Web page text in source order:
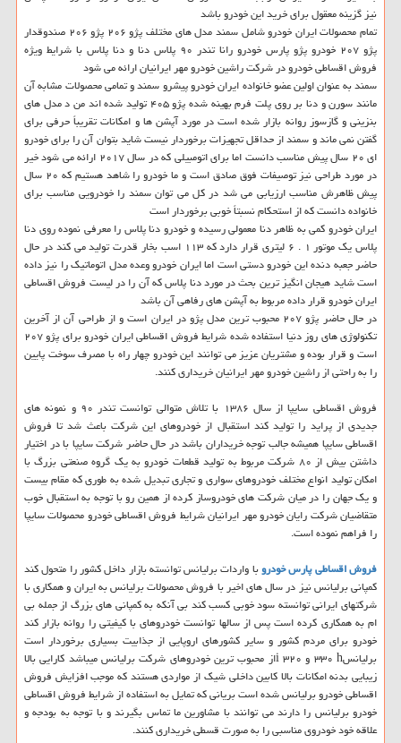
نیز گزینه معقول برای خرید این خودرو باشد
تمام محصولات ایران خودرو شامل سمند مدل های مختلف پژو ۲۰۶ پژو ۲۰۶ صندوقدار
پژو ۲۰۷ خودرو پژو پارس خودرو رانا تندر ۹۰ پلاس دنا و دنا پلاس با شرایط ویژه
فروش اقساطی خودرو در شرکت راشین خودرو مهر ایرانیان ارائه می شود
سمند به عنوان اولین عضو خانواده ایران خودرو پیشرو سمند و تمامی محصولات مشابه آن
مانند سورن و دنا بر روی پلت فرم بهینه شده پژو ۴۰۵ تولید شده اند من د مدل های
بنزینی و گازسوز روانه بازار شده است در مورد آپشن ها و امکانات تقریباً حرفی برای
گفتن نمی ماند و سمند از حداقل تجهیزات برخوردار نیست شاید بتوان آن را برای خودرو
ای ۲۰ سال پیش مناسب دانست اما برای اتومبیلی که در سال ۲۰۱۷ ارائه می شود خیر
در مورد طراحی نیز توصیفات فوق صادق است و ما خودرو را شاهد هستیم که ۲۰ سال
پیش ظاهرش مناسب ارزیابی می شد در کل می توان سمند را خودرویی مناسب برای
خانواده دانست که از استحکام نسبتاً خوبی برخوردار است
ایران خودرو کمی به ظاهر دنا معمولی رسیده و خودرو دنا پلاس را معرفی نموده روی دنا
پلاس یک موتور ۱ . ۶ لیتری قرار دارد که ۱۱۳ اسب بخار قدرت تولید می کند در حال
حاضر جعبه دنده این خودرو دستی است اما ایران خودرو وعده مدل اتوماتیک را نیز داده
است شاید هیجان انگیز ترین بحث در مورد دنا پلاس که آن را در لیست فروش اقساطی
ایران خودرو قرار داده مربوط به آپشن های رفاهی آن باشد
در حال حاضر پژو ۲۰۷ محبوب ترین مدل پژو در ایران است و از طراحی آن از آخرین
تکنولوژی های روز دنیا استفاده شده شرایط فروش اقساطی ایران خودرو برای پژو ۲۰۷
است و قرار بوده و مشتریان عزیز می توانند این خودرو چهار راه با مصرف سوخت پایین
را به راحتی از راشین خودرو مهر ایرانیان خریداری کنند.
فروش اقساطی سایپا از سال ۱۳۸۶ با تلاش متوالی توانست تندر ۹۰ و نمونه های
جدیدی از پراید را تولید کند استقبال از خودروهای این شرکت باعث شد تا فروش
اقساطی سایپا همیشه جالب توجه خریداران باشد در حال حاضر شرکت سایپا با در اختیار
داشتن بیش از ۸۰ شرکت مربوط به تولید قطعات خودرو به یک گروه صنعتی بزرگ با
امکان تولید انواع مختلف خودروهای سواری و تجاری تبدیل شده به طوری که مقام بیست
و یک جهان را در میان شرکت های خودروساز کرده از همین رو با توجه به استقبال خوب
متقاضیان شرکت رایان خودرو مهر ایرانیان شرایط فروش اقساطی خودرو محصولات سایپا
را فراهم نموده است.
فروش اقساطی پارس خودروبا واردات برلیانس توانسته بازار داخل کشور را متحول کند
کمپانی برلیانس نیز در سال های اخیر با فروش محصولات برلیانس به ایران و همکاری با
شرکتهای ایرانی توانسته سود خوبی کسب کند بی آنکه به کمپانی های بزرگ از جمله بی
ام به همکاری کرده است پس از سالها توانست خودروهای با کیفیتی را روانه بازار کند
خودرو برای مردم کشور و سایر کشورهای اروپایی از جذابیت بسیاری برخوردار است
برلیانسh ۳۳۰ و ۳۲۰ iاز محبوب ترین خودروهای شرکت برلیانس میباشد کارایی بالا
زیبایی بدنه امکانات بالا کابین داخلی شیک از مواردی هستند که موجب افزایش فروش
اقساطی خودرو برلیانس شده است بریانی که تمایل به استفاده از شرایط فروش اقساطی
خودرو برلیانس را دارند می توانند با مشاورین ما تماس بگیرند و با توجه به بودجه و
علاقه خود خودروی مناسبی را به صورت قسطی خریداری کنند.